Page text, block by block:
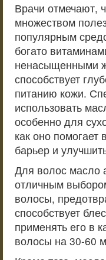
Врачи отмечают,
множеством
популярным
богато
ненасыщенными
способствует
питанию кожи.
использовать
особенно для
как оно помогает
барьер и
Для волос масло
отличным
волосы,
способствует
применять его в
волосы на 30-60